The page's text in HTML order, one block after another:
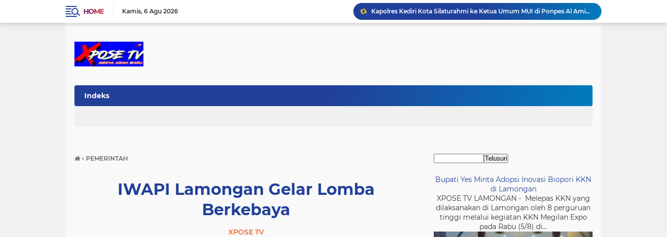
HOME Kamis 6 Agu 2026
Kapolres Kediri Kota Silaturahmi ke Ketua Umum MUI di Ponpes Al Amien, Perkuat Sinergi Polri dan Ulama
Hari Ini APRN Datangi Kejati Gorontalo, Serahkan Empat Bundel Bukti Dugaan Penyelewengan Dana PENAS
Forkopimda Mitra Imbau Warga Cegah Karhutla, Kapolres Jangan Buka Lahan dengan Cara Membakar
Indeks
› PEMERINTAH
IWAPI Lamongan Gelar Lomba
Berkebaya
XPOSE TV
Bupati Yes Minta Adopsi Inovasi Biopori KKN
di Lamongan
XPOSE TV LAMONGAN - Melepas KKN yang
dilaksanakan di Lamongan oleh 8 perguruan
tinggi melalui kegiatan KKN Megilan Expo
pada Rabu (5/8) di...